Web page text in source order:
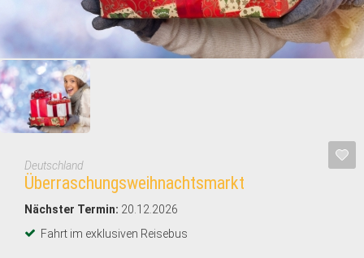
Deutschland
Überraschungsweihnachtsmarkt
Nächster Termin: 20.12.2026
Fahrt im exklusiven Reisebus